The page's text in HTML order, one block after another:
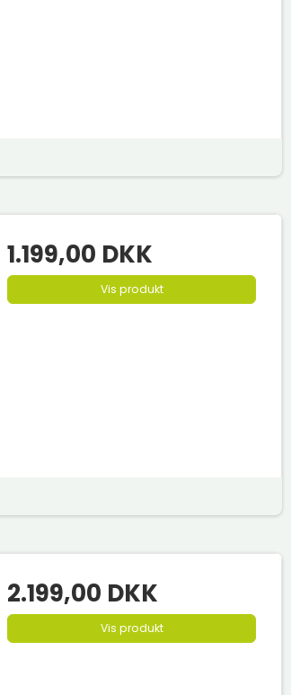
1.199,00 DKK
Vis produkt
2.199,00 DKK
Vis produkt